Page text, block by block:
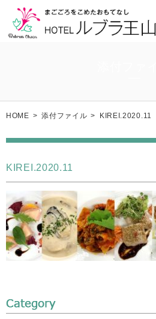
HOME > 添付ファイル > KIREI.2020.11
KIREI.2020.11